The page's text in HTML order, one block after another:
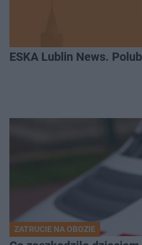
ESKA Lublin News.
ZATRUCIE NA OBOZIE